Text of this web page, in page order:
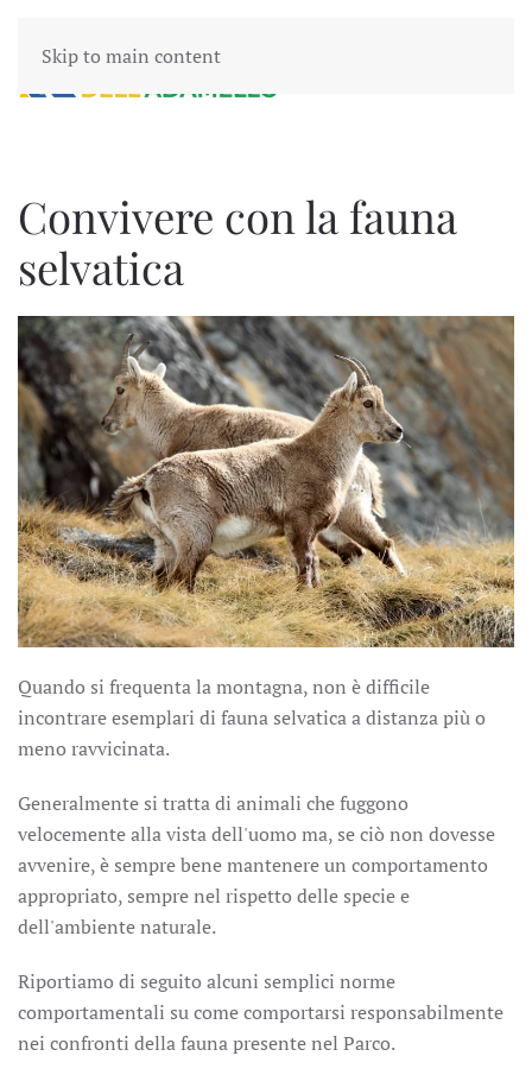
Skip to main content
Convivere con la fauna
selvatica
Quando si frequenta la montagna, non è difficile
incontrare esemplari di fauna selvatica a distanza più o
meno ravvicinata.
Generalmente si tratta di animali che fuggono
velocemente alla vista dell'uomo ma, se ciò non dovesse
avvenire, è sempre bene mantenere un comportamento
appropriato, sempre nel rispetto delle specie e
dell'ambiente naturale.
Riportiamo di seguito alcuni semplici norme
comportamentali su come comportarsi responsabilmente
nei confronti della fauna presente nel Parco.